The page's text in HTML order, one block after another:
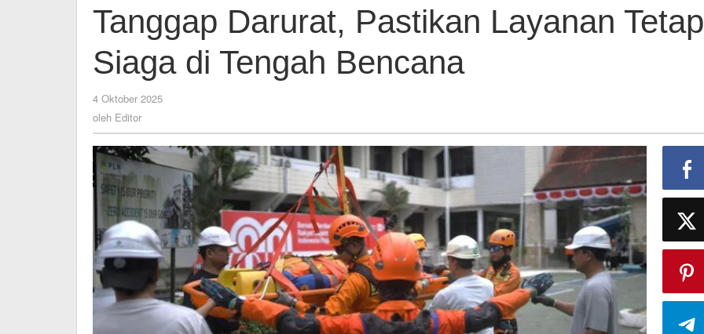
Darurat,
Pastikan
Layanan
Tetap
Siaga
Tanggap Darurat, Pastikan Layanan Tetap
Siaga di Tengah Bencana
4 Oktober 2025
oleh Editor